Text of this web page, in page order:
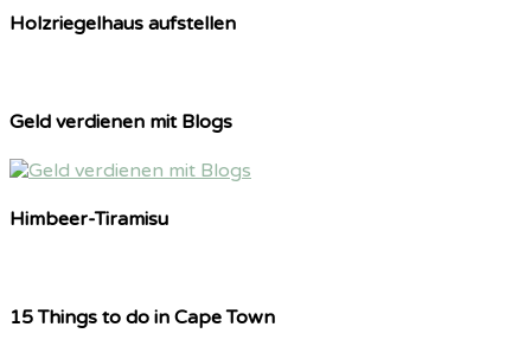
Holzriegelhaus aufstellen
Geld verdienen mit Blogs
Himbeer-Tiramisu
15 Things to do in Cape Town